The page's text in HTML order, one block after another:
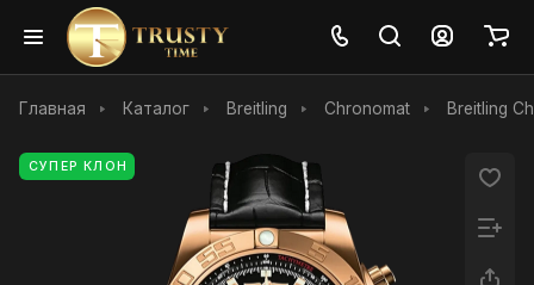
Главная Каталог Breitling Chronomat Breitling
СУПЕР КЛОН